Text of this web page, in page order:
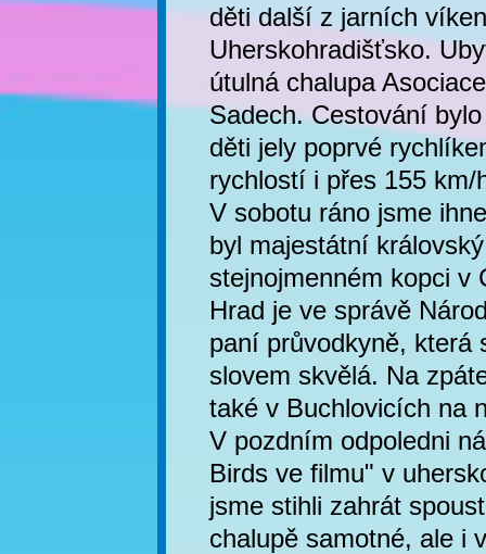
děti další z jarních
Uherskohradišťsko.
útulná chalupa
Sadech. Cestování
děti jely poprvé
rychlostí i přes 155
V sobotu ráno jsme
byl majestátní
stejnojmenném kopci v
Hrad je ve správě
paní průvodkyně, která
slovem skvělá. Na
také v Buchlovicích na
V pozdním odpoledni
Birds ve filmu" v
jsme stihli zahrát
chalupě samotné, ale i